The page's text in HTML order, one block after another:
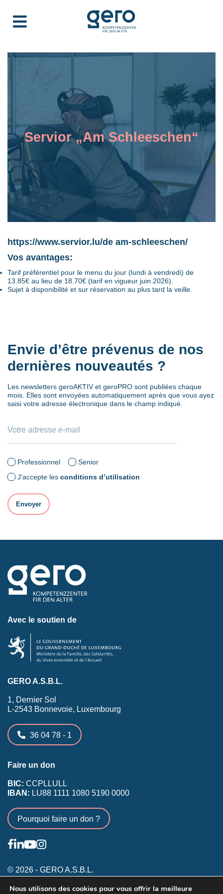
Servior „Am Schleeschen“
https://www.servior.lu/de am-schleeschen/
Vos avantages:
Tarif préférentiel pour le menu du jour (lundi à vendredi) de
13.85€ au lieu de 18.70€ (tarif en vigueur juin 2026).
Sujet à disponibilité et sur réservation au plus tard la veille.
Envie d’être prévenus de nos
dernières nouveautés ?
Les newsletters geroAKTIV et geroPRO sont publiées chaque
mois. Elles sont envoyées automatiquement après que vous ayez
saisi votre adresse électronique dans le champ indiqué.
Professionnel
Senior
J’accepte les conditions d’utilisation
Avec le soutien de
GERO A.S.B.L.
1, Dernier Sol
L-2543 Bonnevoie, Luxembourg
36 04 78 - 1
Faire un don
BIC: CCPLLULL
IBAN: LU88 1111 1080 5190 0000
Pourquoi faire un don ?
© 2026 - GERO A.S.B.L.
Conditions générales
Nous utilisons des cookies pour vous offrir la meilleure